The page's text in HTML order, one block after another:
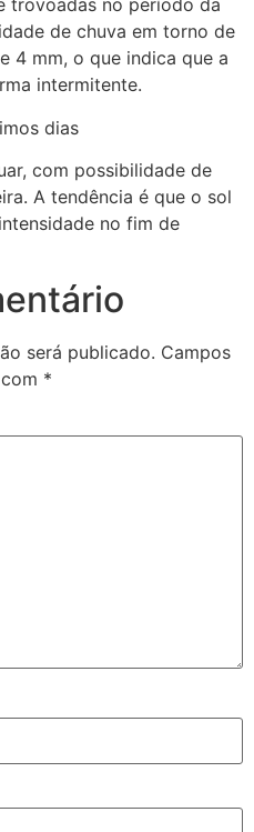
trovoadas no período da
de chuva em torno de
4 mm, o que indica que a
intermitente.
dias
com possibilidade de
A tendência é que o sol
no fim de
será publicado. Campos
*